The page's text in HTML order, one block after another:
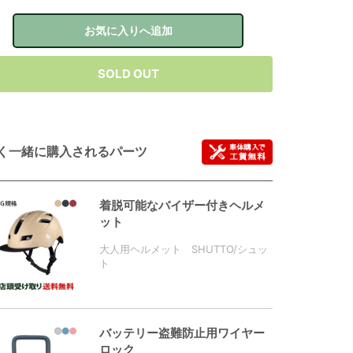
お気に入りへ追加
SOLD OUT
一緒に購入されるパーツ
着脱可能なバイザー付きヘルメ
ット
大人用ヘルメット SHUTTO/シュッ
ト
バッテリー盗難防止用ワイヤー
ロック